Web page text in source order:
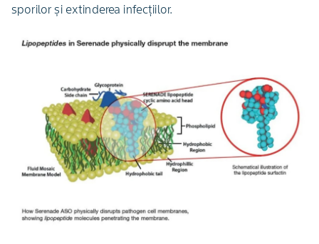
sporilor și extinderea infecțiilor.